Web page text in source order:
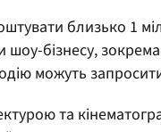
близько 1
шоу-бізнесу,
можуть
та